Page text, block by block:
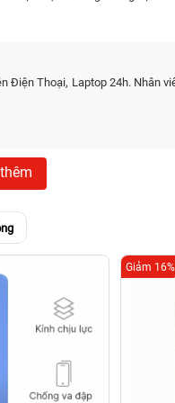
vui lòng xem ở trên để cập
Điện Thoại, Laptop 24h. Nhân
Giảm 16%